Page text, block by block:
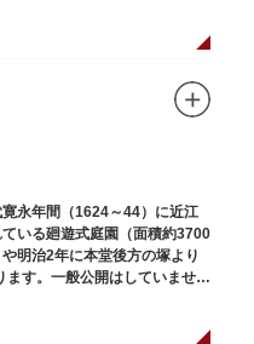
永年間（1624～44）に近江
いる廻遊式庭園（面積約3700
明治2年に本堂後方の塚より
す。一般公開はしていません